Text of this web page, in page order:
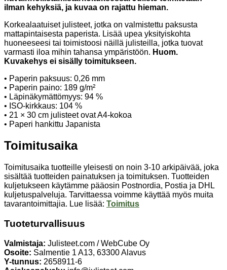
ilman kehyksiä, ja kuvaa on rajattu hieman.
Korkealaatuiset julisteet, jotka on valmistettu paksusta
mattapintaisesta paperista. Lisää upea yksityiskohta
huoneeseesi tai toimistoosi näillä julisteilla, jotka tuovat
varmasti iloa mihin tahansa ympäristöön. Huom.
Kuvakehys ei sisälly toimitukseen.
• Paperin paksuus: 0,26 mm
• Paperin paino: 189 g/m²
• Läpinäkymättömyys: 94 %
• ISO-kirkkaus: 104 %
• 21 × 30 cm julisteet ovat A4-kokoa
• Paperi hankittu Japanista
Toimitusaika
Toimitusaika tuotteille yleisesti on noin 3-10 arkipäivää, joka
sisältää tuotteiden painatuksen ja toimituksen. Tuotteiden
kuljetukseen käytämme pääosin Postnordia, Postia ja DHL
kuljetuspalveluja. Tarvittaessa voimme käyttää myös muita
tavarantoimittajia. Lue lisää: Toimitus
Tuoteturvallisuus
Valmistaja: Julisteet.com / WebCube Oy
Osoite: Salmentie 1 A13, 63300 Alavus
Y-tunnus: 2658911-6